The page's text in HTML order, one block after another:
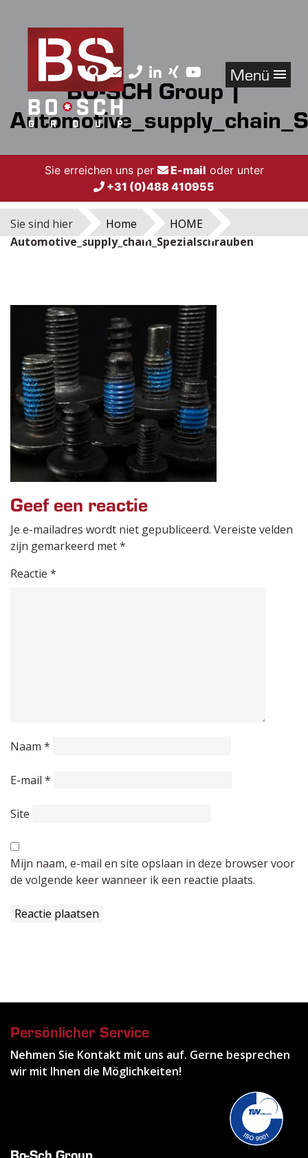
Menü
BO-SCH Group |
Sie erreichen uns per E-mail oder unter
+31 (0)488 410955
Sie sind hier Home
HOME
Automotive_supply_chain_Spezialschrauben
Geef een reactie
Je e-mailadres wordt niet gepubliceerd. Vereiste velden
zijn gemarkeerd met*
Reactie *
Naam *
E-mail *
Site
Mijn naam, e-mail en site opslaan in deze browser voor
de volgende keer wanneer ik een reactie plaats.
Persönlicher Service
Nehmen Sie Kontakt mit uns auf. Gerne besprechen
wir mit Ihnen die Möglichkeiten!
Bo-Sch Group